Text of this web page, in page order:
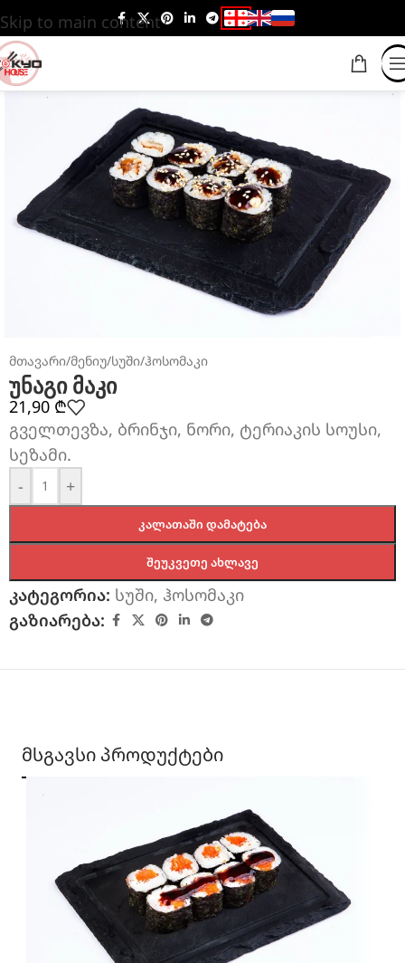
Skip to main content
მთავარი/მენიუ/სუში/ჰოსომაკი
უნაგი მაკი
21,90₾
გველთევზა, ბრინჯი, ნორი, ტერიაკის სოუსი,
სეზამი.
-
+
ᲙᲐᲚᲐᲗᲐᲨᲘ ᲓᲐᲛᲐᲢᲔᲑᲐ
ᲨᲔᲣᲙᲕᲔᲗᲔ ᲐᲮᲚᲐᲕᲔ
კატეგორია: სუში, ჰოსომაკი
გაზიარება:
მსგავსი პროდუქტები